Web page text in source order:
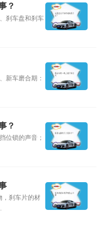
？
刹车盘和刹车
新车磨合期：
？
位锁的声音；
，刹车片的材